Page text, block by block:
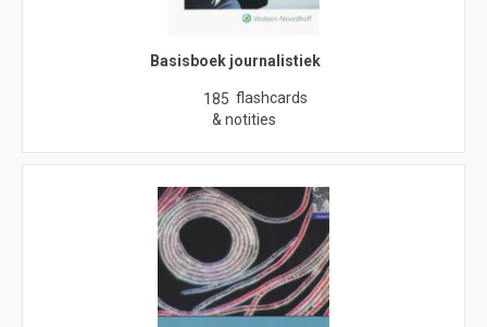
Basisboek journalistiek
185 flashcards
& notities